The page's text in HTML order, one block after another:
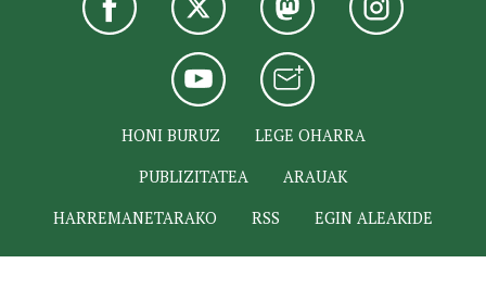
HONI BURUZ
LEGE OHARRA
PUBLIZITATEA
ARAUAK
HARREMANETARAKO
RSS EGIN ALEAKIDE